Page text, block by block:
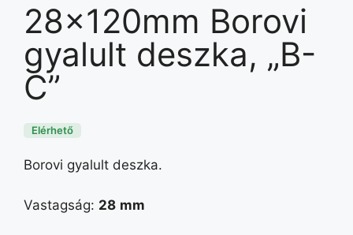
28x120mm Borovi
gyalult deszka, „B-
C”
Elérhető
Borovi gyalult deszka.
Vastagság: 28 mm